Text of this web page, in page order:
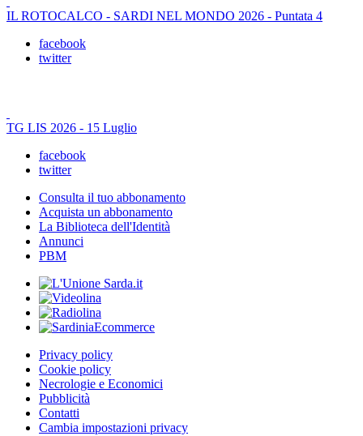
IL ROTOCALCO - SARDI NEL MONDO 2026 - Puntata 4
facebook
twitter
TG LIS 2026 - 15 Luglio
facebook
twitter
Consulta il tuo abbonamento
Acquista un abbonamento
La Biblioteca dell'Identità
Annunci
PBM
Privacy policy
Cookie policy
Necrologie e Economici
Pubblicità
Contatti
Cambia impostazioni privacy